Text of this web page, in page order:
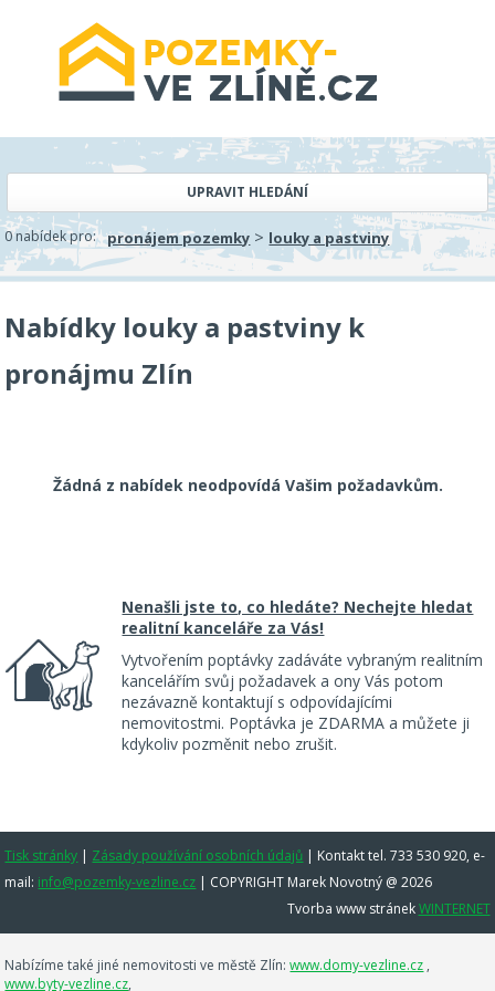
UPRAVIT HLEDÁNÍ
0 nabídek pro: pronájem pozemky > louky a pastviny
Nabídky louky a pastviny k
pronájmu Zlín
Žádná z nabídek neodpovídá Vašim požadavkům.
Nenašli jste to, co hledáte? Nechejte hledat
realitní kanceláře za Vás!
Vytvořením poptávky zadáváte vybraným realitním
kancelářím svůj požadavek a ony Vás potom
nezávazně kontaktují s odpovídajícími
nemovitostmi. Poptávka je ZDARMA a můžete ji
kdykoliv pozměnit nebo zrušit.
Tisk stránky | Zásady používání osobních údajů | Kontakt tel. 733 530 920, e-
mail: info@pozemky-vezline.cz | COPYRIGHT Marek Novotný @ 2026
Tvorba www stránekWINTERNET
Nabízíme také jiné nemovitosti ve městě Zlín:www.domy-vezline.cz ,
www.byty-vezline.cz,